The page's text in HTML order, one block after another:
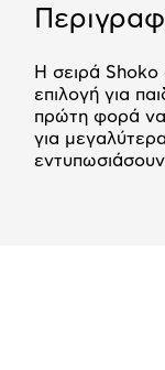
Η σειρά Shoko
επιλογή για
πρώτη φορά να
για